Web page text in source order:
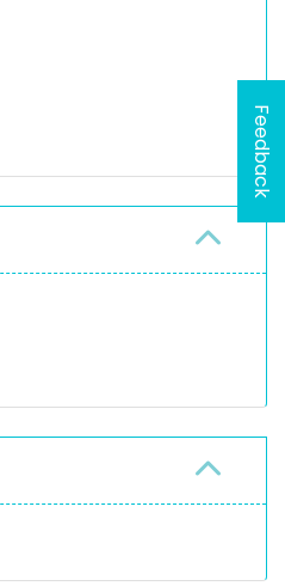
Feedback